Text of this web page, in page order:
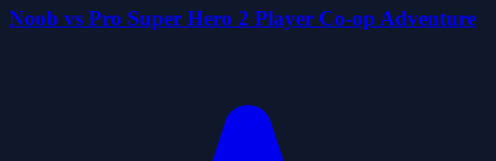
Noob vs Pro Super Hero 2 Player Co-op Adventure